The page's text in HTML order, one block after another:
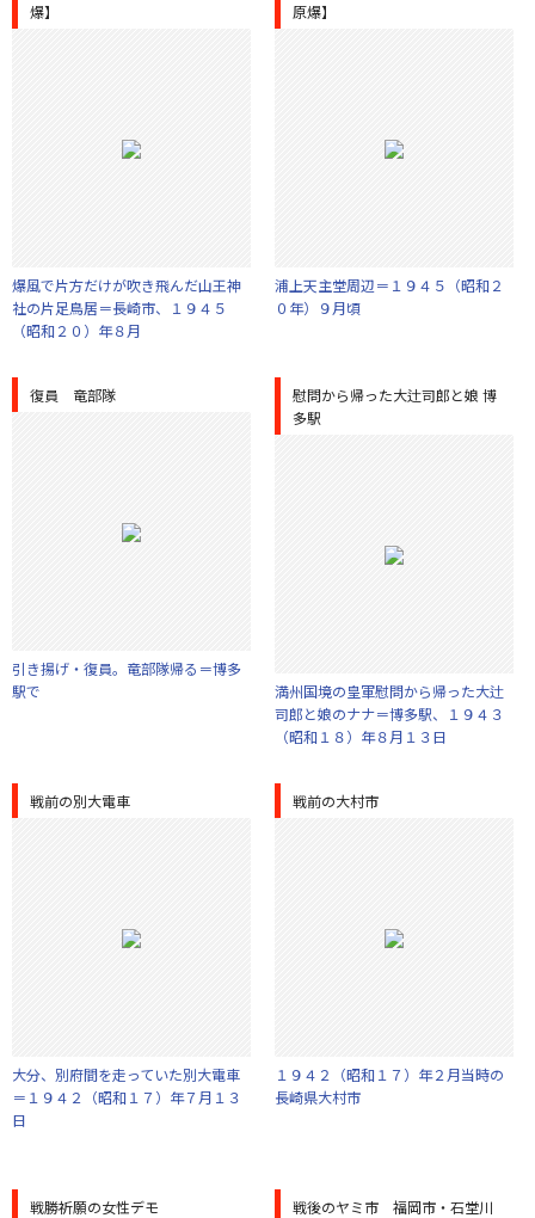
爆】
爆風で片方だけが吹き飛んだ山王神
社の片足鳥居＝長崎市、１９４５
（昭和２０）年８月
原爆】
浦上天主堂周辺＝１９４５（昭和２
０年）９月頃
復員 竜部隊
引き揚げ・復員。竜部隊帰る＝博多
駅で
慰問から帰った大辻司郎と娘 博
多駅
満州国境の皇軍慰問から帰った大辻
司郎と娘のナナ＝博多駅、１９４３
（昭和１８）年８月１３日
戦前の別大電車
大分、別府間を走っていた別大電車
＝１９４２（昭和１７）年７月１３
日
戦前の大村市
１９４２（昭和１７）年２月当時の
長崎県大村市
戦勝祈願の女性デモ
戦後のヤミ市 福岡市・石堂川